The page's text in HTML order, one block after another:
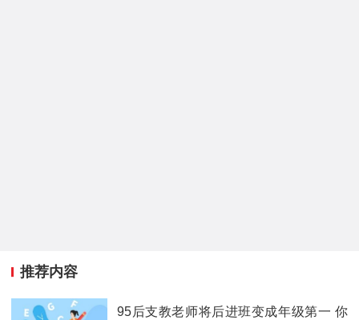
推荐内容
95后支教老师将后进班变成年级第一 你